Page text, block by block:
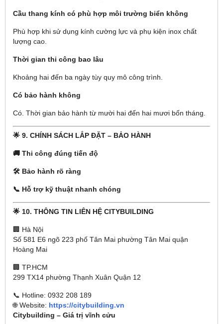
Cầu thang kính có phù hợp môi trường biển không
Phù hợp khi sử dụng kính cường lực và phụ kiện inox chất
lượng cao.
Thời gian thi công bao lâu
Khoảng hai đến ba ngày tùy quy mô công trình.
Có bảo hành không
Có. Thời gian bảo hành từ mười hai đến hai mươi bốn tháng.
🌟 9. CHÍNH SÁCH LẮP ĐẶT – BẢO HÀNH
🚚 Thi công đúng tiến độ
🛠 Bảo hành rõ ràng
📞 Hỗ trợ kỹ thuật nhanh chóng
🌟 10. THÔNG TIN LIÊN HỆ CITYBUILDING
🏢 Hà Nội
Số 581 E6 ngõ 223 phố Tân Mai phường Tân Mai quận
Hoàng Mai
🏢 TP.HCM
299 TX14 phường Thạnh Xuân Quận 12
📞 Hotline: 0932 208 189
🌐 Website: https://citybuilding.vn
Citybuilding – Giá trị vĩnh cửu